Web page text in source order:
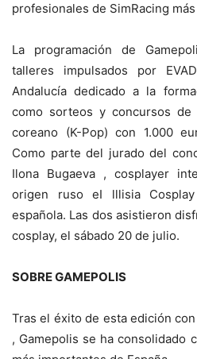
profesionales de SimRacing
La programación de
talleres impulsados por
Andalucía dedicado a la
como sorteos y concursos de
coreano (K-Pop) con 1.000
Como parte del jurado del
Ilona Bugaeva , cosplayer
origen ruso eI lllisia
española. Las dos asistieron
cosplay, el sábado 20 de julio.
SOBRE GAMEPOLIS
Tras el éxito de esta edición
, Gamepolis se ha consolidado